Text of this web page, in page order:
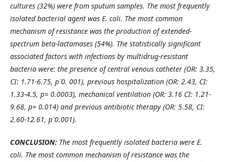
cultures (32%) were from sputum samples. The most frequently
isolated bacterial agent was E. coli. The most common
mechanism of resistance was the production of extended-
spectrum beta-lactamases (54%). The statistically significant
associated factors with infections by multidrug-resistant
bacteria were: the presence of central venous catheter (OR: 3.35,
CI: 1.71-6.75, p˂0. 001), previous hospitalization (OR: 2.43, CI:
1.33-4.5, p= 0.0003), mechanical ventilation (OR: 3.16 CI: 1.21-
9.68, p= 0.014) and previous antibiotic therapy (OR: 5.58, CI:
2.60-12.61, p˂0.001).
CONCLUSION: The most frequently isolated bacteria were E.
coli. The most common mechanism of resistance was the